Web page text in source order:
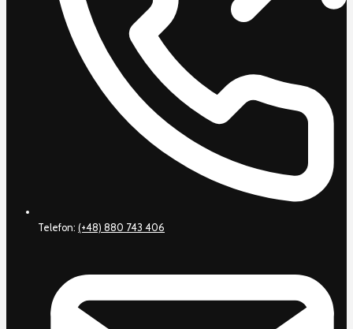
Telefon: (+48) 880 743 406